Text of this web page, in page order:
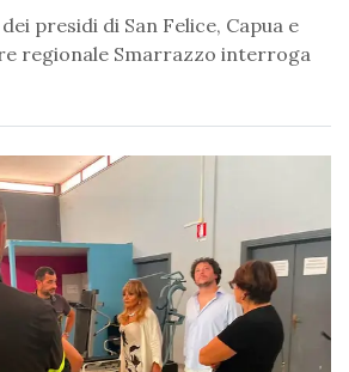
presidi di San Felice, Capua e
regionale Smarrazzo interroga